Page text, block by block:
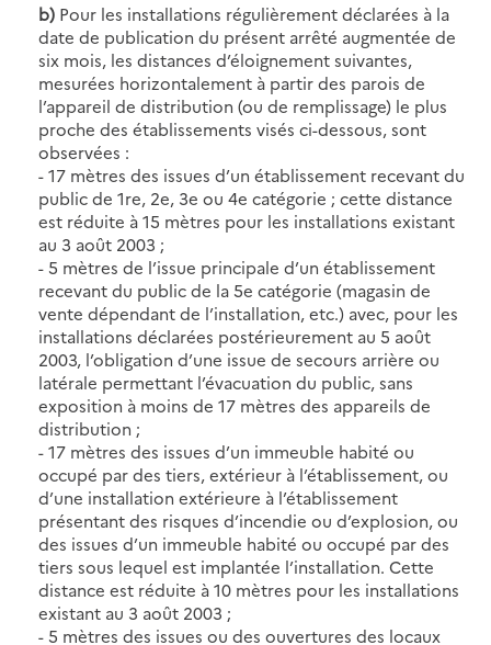
b) Pour les installations régulièrement déclarées à la
date de publication du présent arrêté augmentée de
six mois, les distances d’éloignement suivantes,
mesurées horizontalement à partir des parois de
l’appareil de distribution (ou de remplissage) le plus
proche des établissements visés ci-dessous, sont
observées :
- 17 mètres des issues d’un établissement recevant du
public de 1re, 2e, 3e ou 4e catégorie ; cette distance
est réduite à 15 mètres pour les installations existant
au 3 août 2003 ;
- 5 mètres de l’issue principale d’un établissement
recevant du public de la 5e catégorie (magasin de
vente dépendant de l’installation, etc.) avec, pour les
installations déclarées postérieurement au 5 août
2003, l’obligation d’une issue de secours arrière ou
latérale permettant l’évacuation du public, sans
exposition à moins de 17 mètres des appareils de
distribution ;
- 17 mètres des issues d’un immeuble habité ou
occupé par des tiers, extérieur à l’établissement, ou
d’une installation extérieure à l’établissement
présentant des risques d’incendie ou d’explosion, ou
des issues d’un immeuble habité ou occupé par des
tiers sous lequel est implantée l’installation. Cette
distance est réduite à 10 mètres pour les installations
existant au 3 août 2003 ;
- 5 mètres des issues ou des ouvertures des locaux